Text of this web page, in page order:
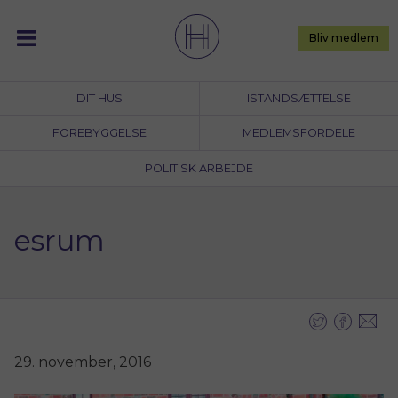
content
DIT HUS ISTANDSÆTTELSE
FOREBYGGELSE MEDLEMSFORDELE
POLITISK ARBEJDE
Bliv medlem
esrum
29. november, 2016